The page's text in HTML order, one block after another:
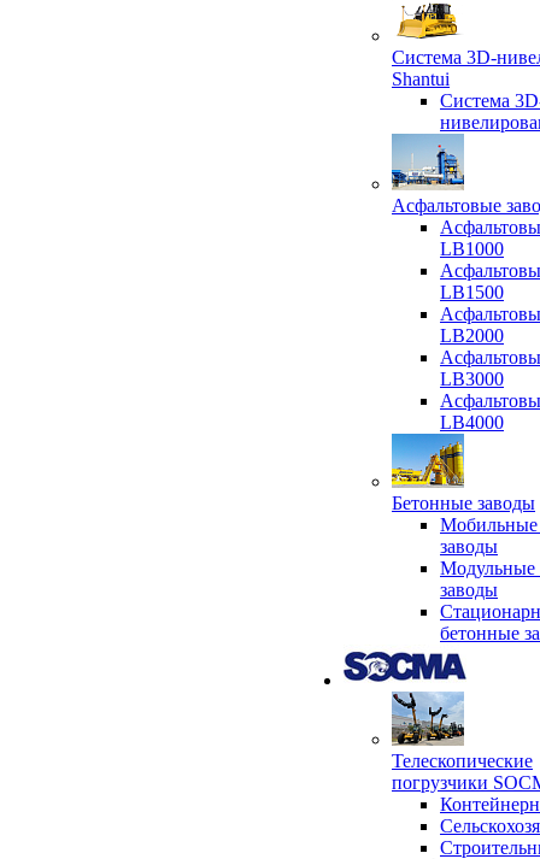
Система 3D-
Shantui
Система
Асфальтовые
LB1000
LB1500
LB2000
LB3000
LB4000
Бетонные заводы
Мобильные
заводы
Модульные
заводы
бетонные
Телескопические
погрузчики